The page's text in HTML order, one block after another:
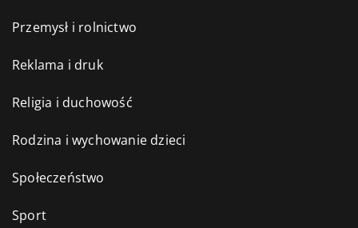
Przemysł i rolnictwo
Reklama i druk
Religia i duchowość
Rodzina i wychowanie dzieci
Społeczeństwo
Sport